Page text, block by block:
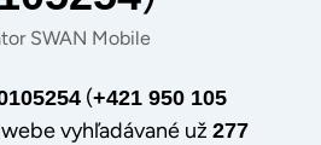
SWAN Mobile
(+421 950 105
vyhľadávané už 277